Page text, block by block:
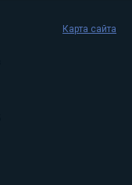
Карта сайта